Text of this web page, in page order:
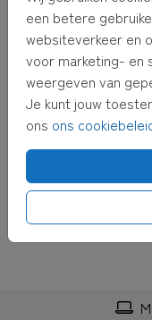
een betere
websiteverkeer en
voor marketing- en
weergeven van
Je kunt jouw
ons ons
TIP:Adressen altijd
adressen in jeeigen